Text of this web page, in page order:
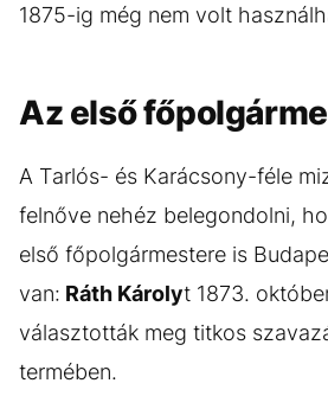
1875-ig még nem volt
Az első
A Tarlós- és Karácsony-féle
felnőve nehéz belegondolni,
első főpolgármestere is
van: Ráth Károlyt 1873.
választották meg titkos
termében.